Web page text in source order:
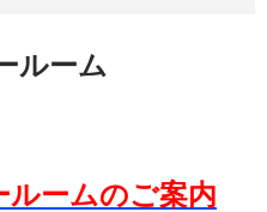
ルーム
ームのご案内